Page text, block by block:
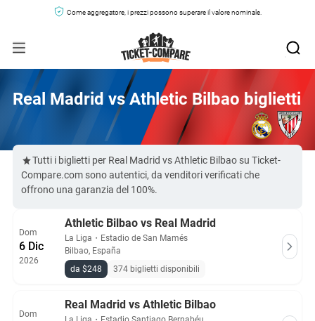
Come aggregatore, i prezzi possono superare il valore nominale.
Real Madrid vs Athletic Bilbao biglietti
Tutti i biglietti per Real Madrid vs Athletic Bilbao su Ticket-
Compare.com sono autentici, da venditori verificati che
offrono una garanzia del 100%.
Dom
6 Dic
2026
Athletic Bilbao vs Real Madrid
La Liga ・ Estadio de San Mamés
Bilbao, España
da $248
374 biglietti disponibili
Dom
Real Madrid vs Athletic Bilbao